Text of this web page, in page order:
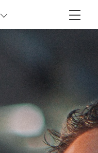
Menu
Liens connexes